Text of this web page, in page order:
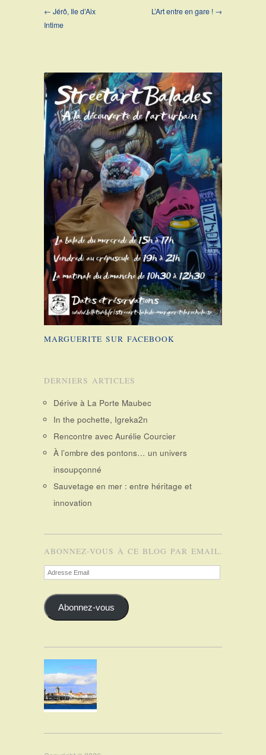
← Jérô, Ile d’Aix
Intime
L’Art entre en gare ! →
MARGUERITE SUR FACEBOOK
DERNIERS ARTICLES
Dérive à La Porte Maubec
In the pochette, Igreka2n
Rencontre avec Aurélie Courcier
À l’ombre des pontons… un univers
insoupçonné
Sauvetage en mer : entre héritage et
innovation
ABONNEZ-VOUS À CE BLOG PAR EMAIL.
Adresse
Email
Abonnez-vous